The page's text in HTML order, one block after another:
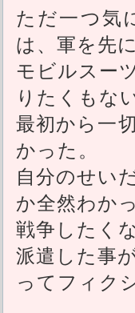
ただ一つ気
は、軍を先
モビルスー
りたくもな
最初から一
かった。
自分のせい
か全然わか
戦争したく
派遣した事
ってフィク